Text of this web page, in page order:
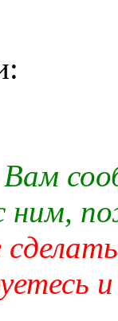
ним,